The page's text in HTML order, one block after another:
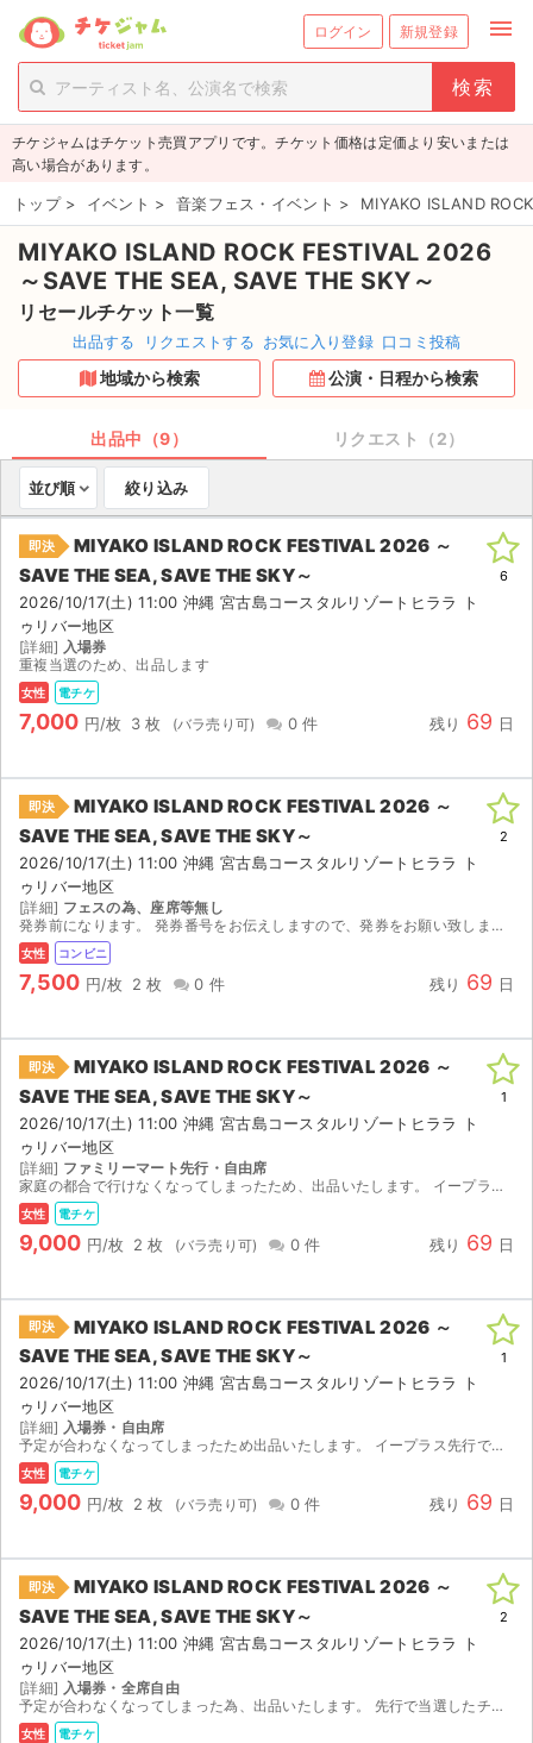
ログイン 新規登録 menu
person_add 新規会員登録
チケットを探す
新着チケット
値下げしたチケット
都道府県からチケットを探す
もうすぐ開催のチケット
取扱チケット
ライブ・コンサート（国内）
ライブ・コンサート（海外）
イベント
スポーツ
演劇・ミュージカル
ご利用ガイド
ご利用ガイド
手数料・お支払い方法
AIに質問する
よくある質問
お知らせ
サイト情報
チケットジャム運営会社
チケットジャム利用規約
プライバシーポリシー
特定商取引法に基づく表記
チケジャムはチケット売買アプリです。チケット価格は定価より安いまたは
高い場合があります。
トップ > イベント > 音楽フェス・イベント > MIYAKO ISLAND
MIYAKO ISLAND ROCK FESTIVAL 2026
～SAVE THE SEA, SAVE THE SKY～
リセールチケット一覧
出品する リクエストする お気に入り登録 口コミ投稿
地域から検索 公演・日程から検索
出品中（9） リクエスト（2）
並び順 絞り込み
即決
MIYAKO ISLAND ROCK FESTIVAL 2026 ～
SAVE THE SEA, SAVE THE SKY～
2026/10/17(土) 11:00 沖縄 宮古島コースタルリゾートヒララ ト
ゥリバー地区
[詳細] 入場券
重複当選のため、出品します
女性 電チケ
7,000 円/枚 3 枚 0 件 残り 69 日
6
即決
MIYAKO ISLAND ROCK FESTIVAL 2026 ～
SAVE THE SEA, SAVE THE SKY～
2026/10/17(土) 11:00 沖縄 宮古島コースタルリゾートヒララ ト
ゥリバー地区
[詳細] フェスの為、座席等無し
発券前になります。 発券番号をお伝えしますので、発券をお願い致します。
女性 コンビニ
7,500 円/枚 2 枚 0 件 残り 69 日
2
即決
MIYAKO ISLAND ROCK FESTIVAL 2026 ～
SAVE THE SEA, SAVE THE SKY～
2026/10/17(土) 11:00 沖縄 宮古島コースタルリゾートヒララ ト
ゥリバー地区
[詳細] ファミリーマート先行・自由席
家庭の都合で行けなくなってしまったため、出品いたします。 イープラスにて分配いたします。
女性 電チケ
9,000 円/枚 2 枚 0 件 残り 69 日
1
即決
MIYAKO ISLAND ROCK FESTIVAL 2026 ～
SAVE THE SEA, SAVE THE SKY～
2026/10/17(土) 11:00 沖縄 宮古島コースタルリゾートヒララ ト
ゥリバー地区
[詳細] 入場券・自由席
予定が合わなくなってしまったため出品いたします。 イープラス先行で当選したチケットです。 【お渡し方法】 電子チケット（イープラス）にて分配いたします。 ご入金確定次第、取引連絡にてURLをお...
女性 電チケ
9,000 円/枚 2 枚 0 件 残り 69 日
1
即決
MIYAKO ISLAND ROCK FESTIVAL 2026 ～
SAVE THE SEA, SAVE THE SKY～
2026/10/17(土) 11:00 沖縄 宮古島コースタルリゾートヒララ ト
ゥリバー地区
[詳細] 入場券・全席自由
予定が合わなくなってしまった為、出品いたします。 先行で当選したチケットです。 【お渡し方法】 電子チケット（イープラス）にて分配いたします。 分配可能になり次第、取引連絡にてURLをお送りし...
女性 電チケ
2